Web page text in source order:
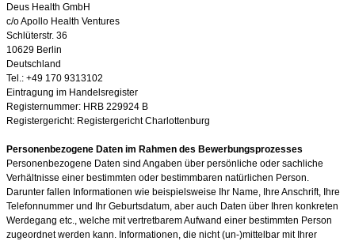
Deus Health GmbH
c/o Apollo Health Ventures
Schlüterstr. 36
10629 Berlin
Deutschland
Tel.: +49 170 9313102
Eintragung im Handelsregister
Registernummer: HRB 229924 B
Registergericht: Registergericht Charlottenburg
Personenbezogene Daten im Rahmen des Bewerbungsprozesses
Personenbezogene Daten sind Angaben über persönliche oder sachliche
Verhältnisse einer bestimmten oder bestimmbaren natürlichen Person.
Darunter fallen Informationen wie beispielsweise Ihr Name, Ihre Anschrift, Ihre
Telefonnummer und Ihr Geburtsdatum, aber auch Daten über Ihren konkreten
Werdegang etc., welche mit vertretbarem Aufwand einer bestimmten Person
zugeordnet werden kann. Informationen, die nicht (un-)mittelbar mit Ihrer